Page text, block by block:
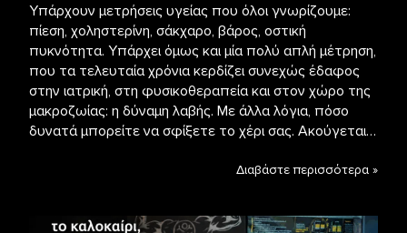
Υπάρχουν μετρήσεις υγείας που όλοι γνωρίζουμε:
πίεση, χοληστερίνη, σάκχαρο, βάρος, οστική
πυκνότητα. Υπάρχει όμως και μία πολύ απλή μέτρηση,
που τα τελευταία χρόνια κερδίζει συνεχώς έδαφος
στην ιατρική, στη φυσικοθεραπεία και στον χώρο της
μακροζωίας: η δύναμη λαβής. Με άλλα λόγια, πόσο
δυνατά μπορείτε να σφίξετε το χέρι σας. Ακούγεται…
Διαβάστε περισσότερα »